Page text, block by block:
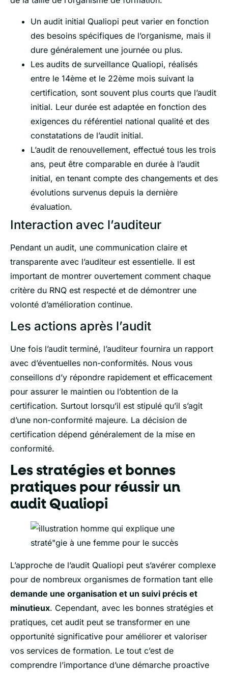
Un audit initial Qualiopi peut varier en fonction
des besoins spécifiques de l’organisme, mais il
dure généralement une journée ou plus.
Les audits de surveillance Qualiopi, réalisés
entre le 14ème et le 22ème mois suivant la
certification, sont souvent plus courts que l’audit
initial. Leur durée est adaptée en fonction des
exigences du référentiel national qualité et des
constatations de l’audit initial.
L’audit de renouvellement, effectué tous les trois
ans, peut être comparable en durée à l’audit
initial, en tenant compte des changements et des
évolutions survenus depuis la dernière
évaluation.
Interaction avec l’auditeur
Pendant un audit, une communication claire et
transparente avec l’auditeur est essentielle. Il est
important de montrer ouvertement comment chaque
critère du RNQ est respecté et de démontrer une
volonté d’amélioration continue.
Les actions après l’audit
Une fois l’audit terminé, l’auditeur fournira un rapport
avec d’éventuelles non-conformités. Nous vous
conseillons d’y répondre rapidement et efficacement
pour assurer le maintien ou l’obtention de la
certification. Surtout lorsqu’il est stipulé qu’il s’agit
d’une non-conformité majeure. La décision de
certification dépend généralement de la mise en
conformité.
Les stratégies et bonnes
pratiques pour réussir un
audit Qualiopi
L’approche de l’audit Qualiopi peut s’avérer complexe
pour de nombreux organismes de formation tant elle
demande une organisation et un suivi précis et
minutieux. Cependant, avec les bonnes stratégies et
pratiques, cet audit peut se transformer en une
opportunité significative pour améliorer et valoriser
vos services de formation. Le tout c’est de
comprendre l’importance d’une démarche proactive